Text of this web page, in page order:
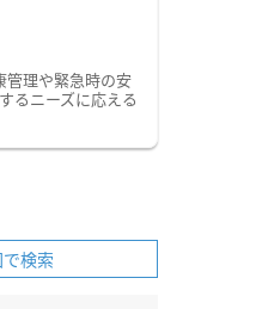
管理や緊急時の安
るニーズに応える
検索